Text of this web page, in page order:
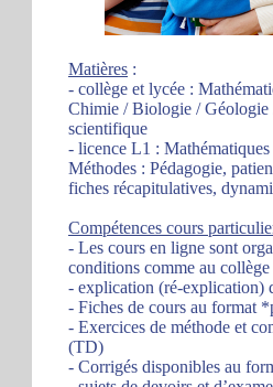
Matières :
- collège et lycée :
Chimie / Biologie / Géologie
scientifique
- licence L1 :
Méthodes : Pédagogie,
fiches récapitulatives,
Compétences cours
- Les cours en ligne sont
conditions comme au
- explication (ré-explication)
- Fiches de cours au format
- Exercices de méthode et
(TD)
- Corrigés disponibles au